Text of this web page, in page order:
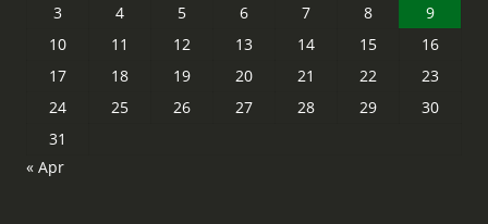
3
4 5 6 7 8
9
10
11 12 13 14 15
16
17
18 19 20 21 22
23
24
25 26 27 28 29
30
31
« Apr